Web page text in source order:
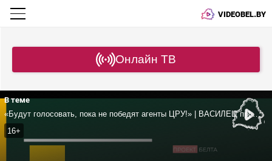
VIDEOBEL.BY
Онлайн ТВ
В теме
«Будут голосовать, пока не победят агенты ЦРУ!» | ВАСИЛЕЦ про переговоры, Приднестровье и Украину
16+